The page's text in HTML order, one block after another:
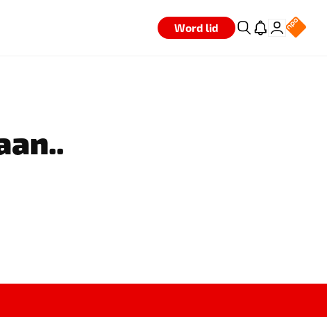
Word lid